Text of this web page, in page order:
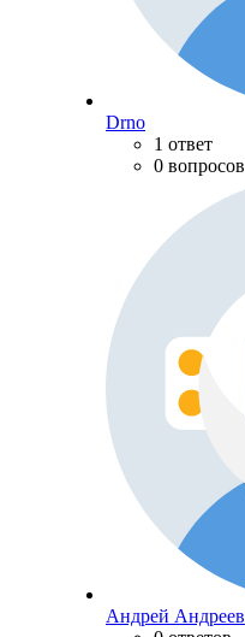
Drno
1 ответ
0 вопросов
Андрей Андреев